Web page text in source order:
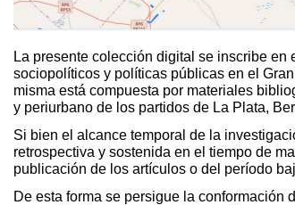
La presente colección digital se inscribe
sociopolíticos y políticas públicas en el
misma está compuesta por materiales
y periurbano de los partidos de La Plata,
Si bien el alcance temporal de la
retrospectiva y sostenida en el tiempo de
publicación de los artículos o del período
De esta forma se persigue la conformación